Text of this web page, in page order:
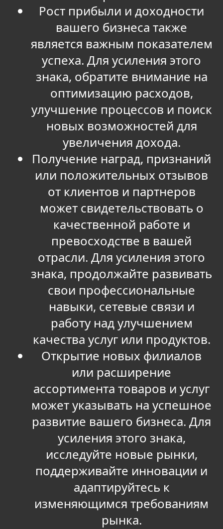
Рост прибыли и доходности
вашего бизнеса также
является важным показателем
успеха. Для усиления этого
знака, обратите внимание на
оптимизацию расходов,
улучшение процессов и поиск
новых возможностей для
увеличения дохода.
Получение наград, признаний
или положительных отзывов
от клиентов и партнеров
может свидетельствовать о
качественной работе и
превосходстве в вашей
отрасли. Для усиления этого
знака, продолжайте развивать
свои профессиональные
навыки, сетевые связи и
работу над улучшением
качества услуг или продуктов.
Открытие новых филиалов
или расширение
ассортимента товаров и услуг
может указывать на успешное
развитие вашего бизнеса. Для
усиления этого знака,
исследуйте новые рынки,
поддерживайте инновации и
адаптируйтесь к
изменяющимся требованиям
рынка.